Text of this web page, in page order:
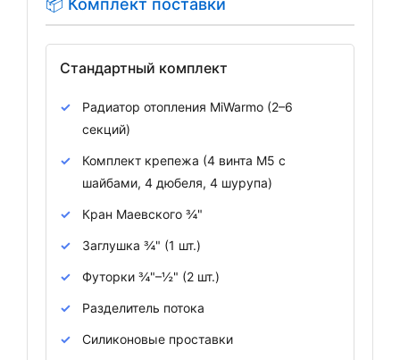
📦 Комплект поставки
Стандартный комплект
Радиатор отопления MiWarmo (2–6
секций)
Комплект крепежа (4 винта М5 с
шайбами, 4 дюбеля, 4 шурупа)
Кран Маевского ¾"
Заглушка ¾" (1 шт.)
Футорки ¾"–½" (2 шт.)
Разделитель потока
Силиконовые проставки